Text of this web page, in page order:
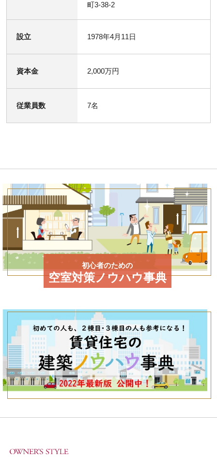
町3-38-2
設立 1978年4月11日
資本金 2,000万円
従業員数 7名
初心者のための
空室対策ノウハウ事典